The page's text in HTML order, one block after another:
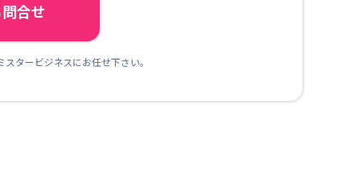
合せ
タービジネスにお任せ下さい。